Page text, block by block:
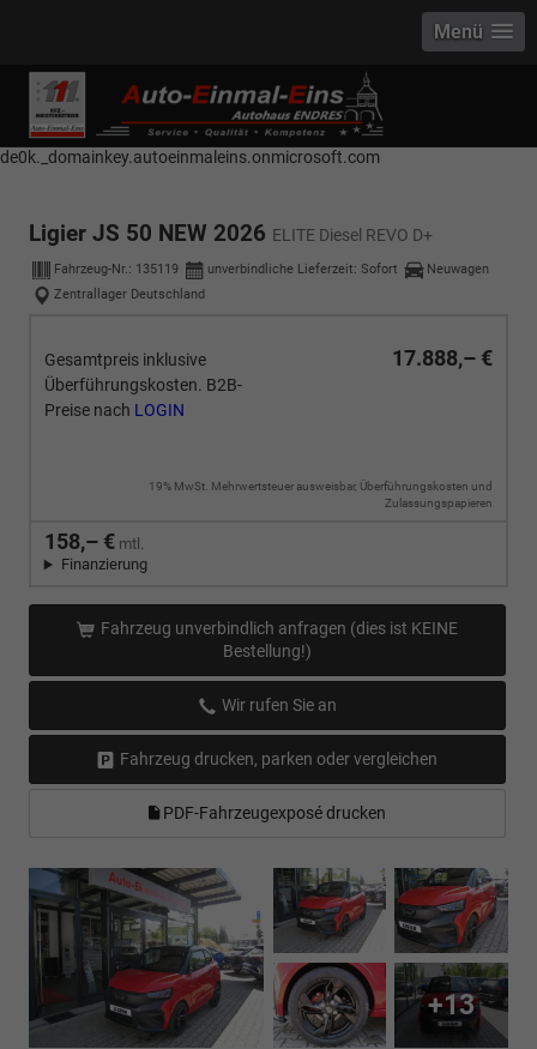
------------ Host Name : selector1._domainkey Points to address or value:
selector1-aee-de0k._domainkey.autoeinmaleins.onmicrosoft.com Host
Name : selector2._domainkey Points to address or value: selector2-aee-
de0k._domainkey.autoeinmaleins.onmicrosoft.com
Menü
Ligier JS 50 NEW 2026 ELITE Diesel REVO D+
Fahrzeug-Nr.: 135119 unverbindliche Lieferzeit: Sofort
Neuwagen
Zentrallager Deutschland
Gesamtpreis inklusive
Überführungskosten. B2B-
Preise nach LOGIN
17.888,– €
19% MwSt. Mehrwertsteuer ausweisbar, Überführungskosten und
Zulassungspapieren
158,– € mtl.
Finanzierung
Fahrzeug unverbindlich anfragen (dies ist KEINE
Bestellung!)
Wir rufen Sie an
Fahrzeug drucken, parken oder vergleichen
PDF-Fahrzeugexposé drucken
+13